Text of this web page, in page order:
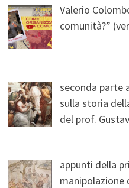
Valerio
comunità?”
seconda parte
sulla storia
del prof.
appunti della
manipolazione